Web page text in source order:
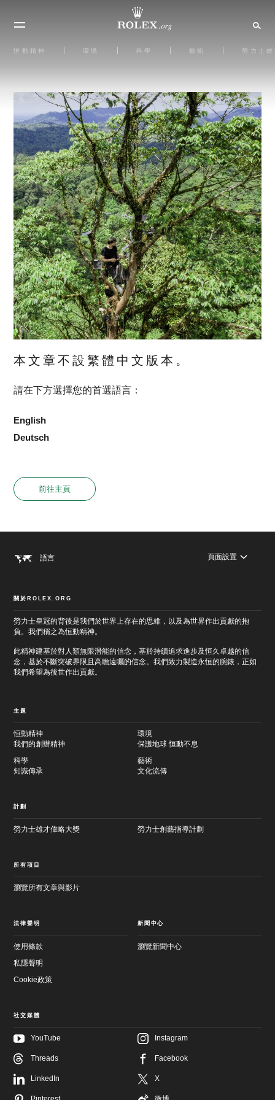
跳
恒動精神 環境 科學 藝術 勞力士
本文章不設繁體中文版本。
請在下方選擇您的首選語言：
English
Deutsch
前往主頁
語言 頁面設置
關於ROLEX.ORG
勞力士皇冠的背後是我們於世界上存在的思維，以及為世界作出貢獻的抱
負。我們稱之為恒動精神。
此精神建基於對人類無限潛能的信念，基於持續追求進步及恒久卓越的信
念，基於不斷突破界限且高瞻遠矚的信念。我們致力製造永恒的腕錶，正如
我們希望為後世作出貢獻。
主題
恒動精神
我們的創辦精神
環境
保護地球 恒動不息
科學
知識傳承
藝術
文化流傳
計劃
勞力士雄才偉略大獎 勞力士創藝指導計劃
所有項目
瀏覽所有文章與影片
法律聲明
使用條款
私隱聲明
Cookie政策
新聞中心
瀏覽新聞中心
社交媒體
YouTube Instagram
Threads Facebook
LinkedIn X